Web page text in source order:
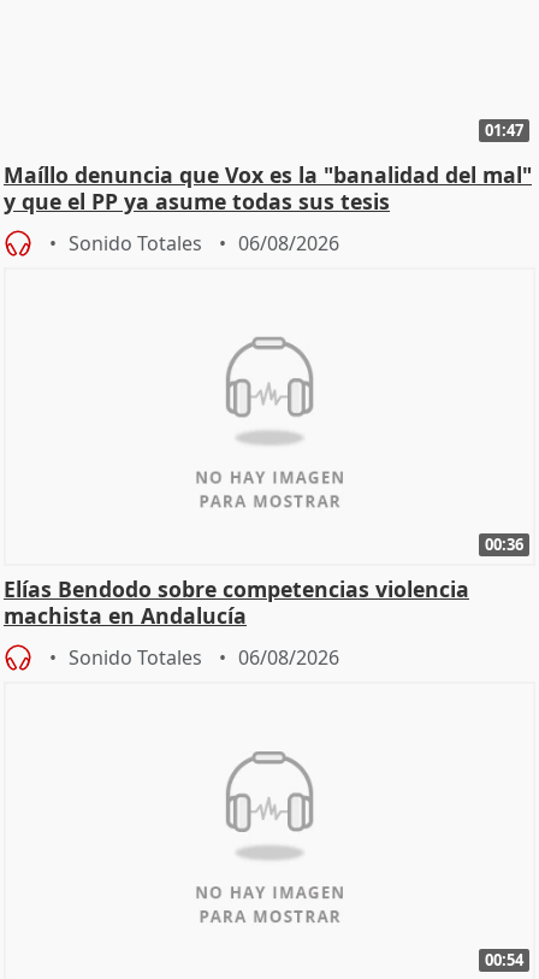
01:47
Maíllo denuncia que Vox es la "banalidad del mal"
y que el PP ya asume todas sus tesis
Sonido Totales 06/08/2026
00:36
Elías Bendodo sobre competencias violencia
machista en Andalucía
Sonido Totales 06/08/2026
00:54